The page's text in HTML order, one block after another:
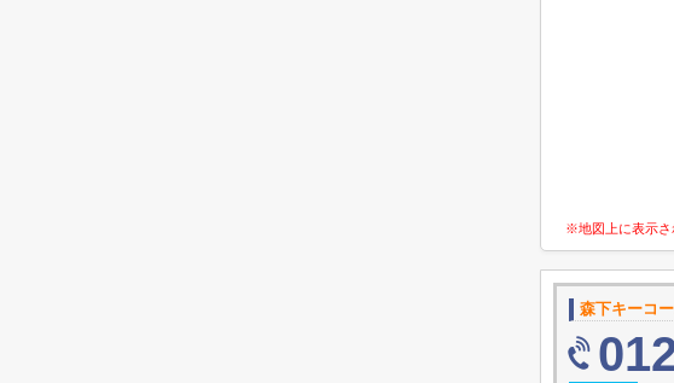
※地図上に表示さ
森下キーコ